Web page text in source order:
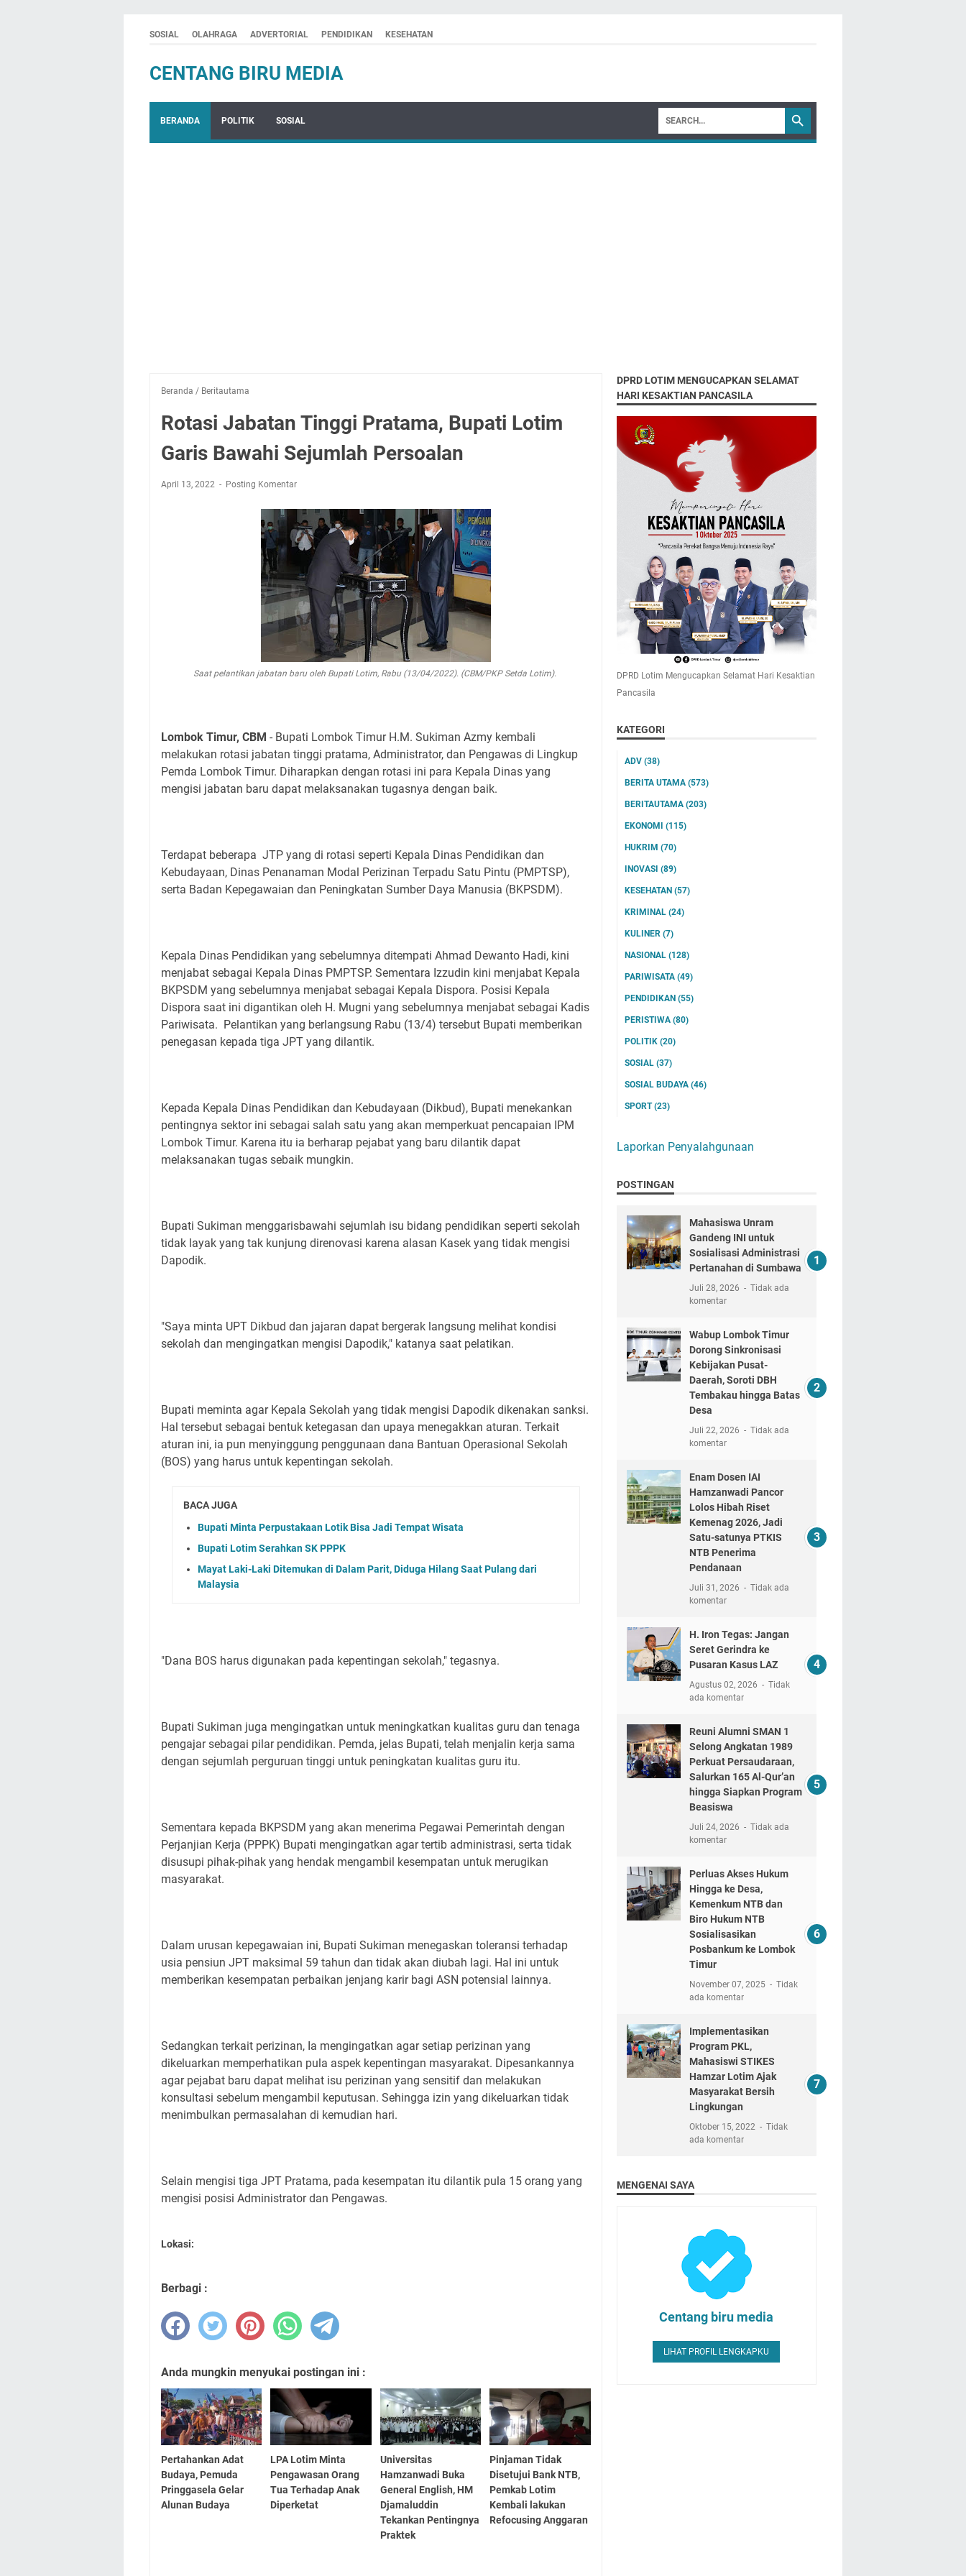
SOSIAL OLAHRAGA ADVERTORIAL PENDIDIKAN KESEHATAN
CENTANG BIRU MEDIA
BERANDA POLITIK SOSIAL
Beranda / Beritautama
Rotasi Jabatan Tinggi Pratama, Bupati Lotim
Garis Bawahi Sejumlah Persoalan
April 13, 2022 Posting Komentar
Saat pelantikan jabatan baru oleh Bupati Lotim, Rabu (13/04/2022). (CBM/PKP Setda Lotim).
Lombok Timur, CBM - Bupati Lombok Timur H.M. Sukiman Azmy kembali
melakukan rotasi jabatan tinggi pratama, Administrator, dan Pengawas di Lingkup
Pemda Lombok Timur. Diharapkan dengan rotasi ini para Kepala Dinas yang
mengisi jabatan baru dapat melaksanakan tugasnya dengan baik.
Terdapat beberapa JTP yang di rotasi seperti Kepala Dinas Pendidikan dan
Kebudayaan, Dinas Penanaman Modal Perizinan Terpadu Satu Pintu (PMPTSP),
serta Badan Kepegawaian dan Peningkatan Sumber Daya Manusia (BKPSDM).
Kepala Dinas Pendidikan yang sebelumnya ditempati Ahmad Dewanto Hadi, kini
menjabat sebagai Kepala Dinas PMPTSP. Sementara Izzudin kini menjabat Kepala
BKPSDM yang sebelumnya menjabat sebagai Kepala Dispora. Posisi Kepala
Dispora saat ini digantikan oleh H. Mugni yang sebelumnya menjabat sebagai Kadis
Pariwisata. Pelantikan yang berlangsung Rabu (13/4) tersebut Bupati memberikan
penegasan kepada tiga JPT yang dilantik.
Kepada Kepala Dinas Pendidikan dan Kebudayaan (Dikbud), Bupati menekankan
pentingnya sektor ini sebagai salah satu yang akan memperkuat pencapaian IPM
Lombok Timur. Karena itu ia berharap pejabat yang baru dilantik dapat
melaksanakan tugas sebaik mungkin.
Bupati Sukiman menggarisbawahi sejumlah isu bidang pendidikan seperti sekolah
tidak layak yang tak kunjung direnovasi karena alasan Kasek yang tidak mengisi
Dapodik.
"Saya minta UPT Dikbud dan jajaran dapat bergerak langsung melihat kondisi
sekolah dan mengingatkan mengisi Dapodik," katanya saat pelatikan.
Bupati meminta agar Kepala Sekolah yang tidak mengisi Dapodik dikenakan sanksi.
Hal tersebut sebagai bentuk ketegasan dan upaya menegakkan aturan. Terkait
aturan ini, ia pun menyinggung penggunaan dana Bantuan Operasional Sekolah
(BOS) yang harus untuk kepentingan sekolah.
BACA JUGA
Bupati Minta Perpustakaan Lotik Bisa Jadi Tempat Wisata
Bupati Lotim Serahkan SK PPPK
Mayat Laki-Laki Ditemukan di Dalam Parit, Diduga Hilang Saat Pulang dari
Malaysia
"Dana BOS harus digunakan pada kepentingan sekolah," tegasnya.
Bupati Sukiman juga mengingatkan untuk meningkatkan kualitas guru dan tenaga
pengajar sebagai pilar pendidikan. Pemda, jelas Bupati, telah menjalin kerja sama
dengan sejumlah perguruan tinggi untuk peningkatan kualitas guru itu.
Sementara kepada BKPSDM yang akan menerima Pegawai Pemerintah dengan
Perjanjian Kerja (PPPK) Bupati mengingatkan agar tertib administrasi, serta tidak
disusupi pihak-pihak yang hendak mengambil kesempatan untuk merugikan
masyarakat.
Dalam urusan kepegawaian ini, Bupati Sukiman menegaskan toleransi terhadap
usia pensiun JPT maksimal 59 tahun dan tidak akan diubah lagi. Hal ini untuk
memberikan kesempatan perbaikan jenjang karir bagi ASN potensial lainnya.
Sedangkan terkait perizinan, Ia mengingatkan agar setiap perizinan yang
dikeluarkan memperhatikan pula aspek kepentingan masyarakat. Dipesankannya
agar pejabat baru dapat melihat isu perizinan yang sensitif dan melakukan
konsultasi sebelum mengambil keputusan. Sehingga izin yang dikeluarkan tidak
menimbulkan permasalahan di kemudian hari.
Selain mengisi tiga JPT Pratama, pada kesempatan itu dilantik pula 15 orang yang
mengisi posisi Administrator dan Pengawas.
Lokasi:
Berbagi :
Anda mungkin menyukai postingan ini :
Pertahankan Adat
Budaya, Pemuda
Pringgasela Gelar
Alunan Budaya
LPA Lotim Minta
Pengawasan Orang
Tua Terhadap Anak
Diperketat
Universitas
Hamzanwadi Buka
General English, HM
Djamaluddin
Tekankan Pentingnya
Praktek
Pinjaman Tidak
Disetujui Bank NTB,
Pemkab Lotim
Kembali lakukan
Refocusing Anggaran
DPRD LOTIM MENGUCAPKAN SELAMAT
HARI KESAKTIAN PANCASILA
DPRD Lotim Mengucapkan Selamat Hari Kesaktian
Pancasila
KATEGORI
ADV (38)
BERITA UTAMA (573)
BERITAUTAMA (203)
EKONOMI (115)
HUKRIM (70)
INOVASI (89)
KESEHATAN (57)
KRIMINAL (24)
KULINER (7)
NASIONAL (128)
PARIWISATA (49)
PENDIDIKAN (55)
PERISTIWA (80)
POLITIK (20)
SOSIAL (37)
SOSIAL BUDAYA (46)
SPORT(23)
Laporkan Penyalahgunaan
POSTINGAN
Mahasiswa Unram
Gandeng INI untuk
Sosialisasi Administrasi
Pertanahan di Sumbawa
Juli 28, 2026
Tidak ada
komentar
Wabup Lombok Timur
Dorong Sinkronisasi
Kebijakan Pusat-
Daerah, Soroti DBH
Tembakau hingga Batas
Desa
Juli 22, 2026
Tidak ada
komentar
Enam Dosen IAI
Hamzanwadi Pancor
Lolos Hibah Riset
Kemenag 2026, Jadi
Satu-satunya PTKIS
NTB Penerima
Pendanaan
Juli 31, 2026
Tidak ada
komentar
H. Iron Tegas: Jangan
Seret Gerindra ke
Pusaran Kasus LAZ
Agustus 02, 2026
Tidak
ada komentar
Reuni Alumni SMAN 1
Selong Angkatan 1989
Perkuat Persaudaraan,
Salurkan 165 Al-Qur’an
hingga Siapkan Program
Beasiswa
Juli 24, 2026
Tidak ada
komentar
Perluas Akses Hukum
Hingga ke Desa,
Kemenkum NTB dan
Biro Hukum NTB
Sosialisasikan
Posbankum ke Lombok
Timur
November 07, 2025
Tidak
ada komentar
Implementasikan
Program PKL,
Mahasiswi STIKES
Hamzar Lotim Ajak
Masyarakat Bersih
Lingkungan
Oktober 15, 2022
Tidak
ada komentar
MENGENAI SAYA
Centang biru media
LIHAT PROFIL LENGKAPKU